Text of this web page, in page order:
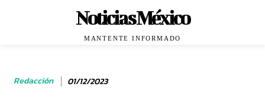
Noticias México
MANTENTE INFORMADO
Redacción 01/12/2023